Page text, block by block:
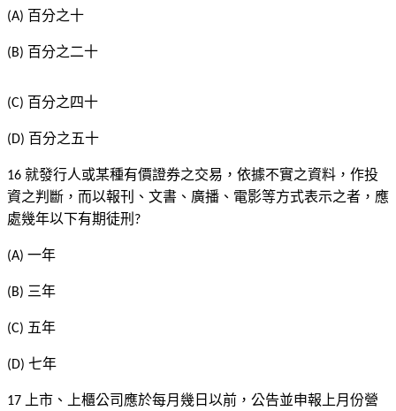
(A) 百分之十
(B) 百分之二十
(C) 百分之四十
(D) 百分之五十
16 就發行人或某種有價證券之交易，依據不實之資料，作投
資之判斷，而以報刊、文書、廣播、電影等方式表示之者，應
處幾年以下有期徒刑 ?
(A) 一年
(B) 三年
(C) 五年
(D) 七年
17
上市、上櫃公司應於每月幾日以前，公告並申報上月份營